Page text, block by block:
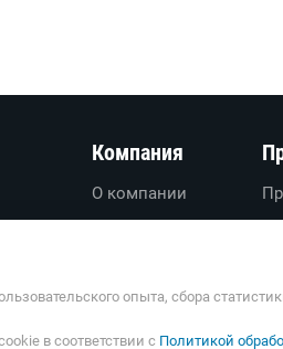
Компания
О компании
О проекте
Обратная связь
опыта, сбора
в соответствии с Политикой